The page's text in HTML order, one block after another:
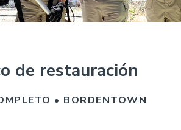
de restauración
• BORDENTOWN